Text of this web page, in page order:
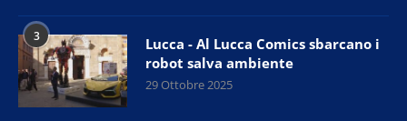
3
Lucca - Al Lucca Comics sbarcano i
robot salva ambiente
29 Ottobre 2025